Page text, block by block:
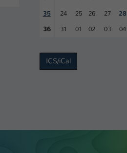
35
24 25 26 27 28
36 31 01 02 03 04
ICS/iCal